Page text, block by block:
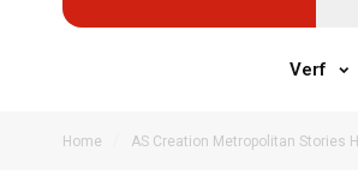
Verf
Home AS Creation Metropolitan Stories